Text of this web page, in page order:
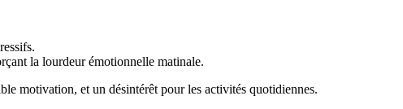
la lourdeur émotionnelle matinale.
motivation, et un désintérêt pour les activités quotidiennes.